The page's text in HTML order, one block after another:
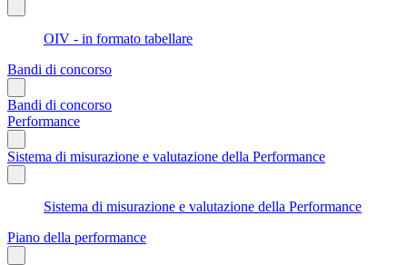
OIV - in formato tabellare
Bandi di concorso
Bandi di concorso
Performance
Sistema di misurazione e valutazione della Performance
Sistema di misurazione e valutazione della Performance
Piano della performance